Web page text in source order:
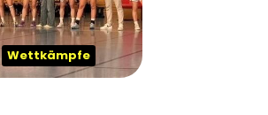
Wettkämpfe